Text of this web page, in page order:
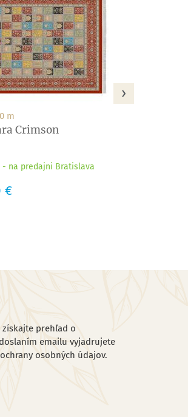
m
Crimson
- na predajni Bratislava
€
›
prehľad o
emailu vyjadrujete
osobných údajov.